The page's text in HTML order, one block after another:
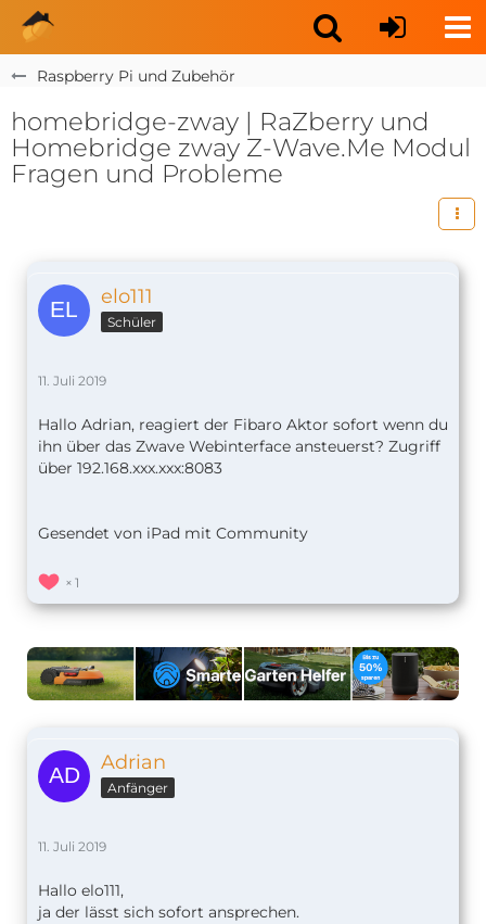
Raspberry Pi und Zubehör
homebridge-zway | RaZberry und
Homebridge zway Z-Wave.Me Modul
Fragen und Probleme
elo111
Schüler
11. Juli 2019
Hallo Adrian, reagiert der Fibaro Aktor sofort wenn du
ihn über das Zwave Webinterface ansteuerst? Zugriff
über 192.168.xxx.xxx:8083
Gesendet von iPad mit Community
1
Adrian
Anfänger
11. Juli 2019
Hallo elo111,
ja der lässt sich sofort ansprechen.